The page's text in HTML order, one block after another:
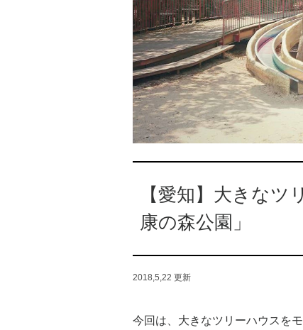
【愛知】大きな
康の森公園」
2018,5,22 更新
今回は、大きなツリーハウスを